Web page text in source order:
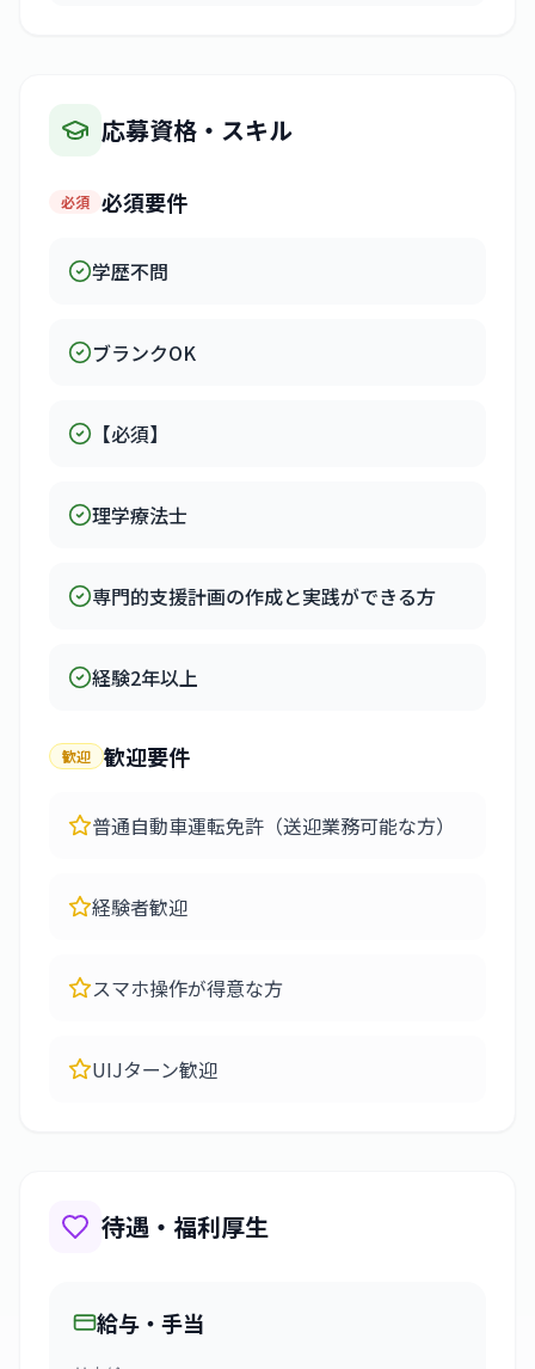
応募資格・スキル
必須 必須要件
学歴不問
ブランクOK
【必須】
理学療法士
専門的支援計画の作成と実践ができる方
経験2年以上
歓迎 歓迎要件
普通自動車運転免許（送迎業務可能な方）
経験者歓迎
スマホ操作が得意な方
UIJターン歓迎
待遇・福利厚生
給与・手当